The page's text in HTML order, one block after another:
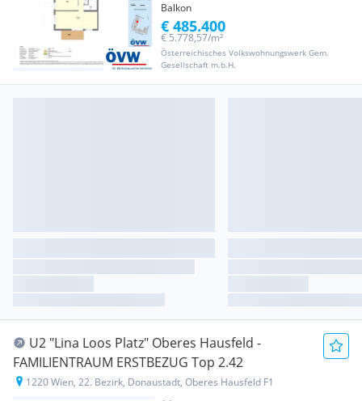
Balkon
Österreichisches Volkswohnungswerk Gem.
Gesellschaft m.b.H.
€ 5.778,57/m²
€ 485.400
U2 "Lina Loos Platz" Oberes Hausfeld -
FAMILIENTRAUM ERSTBEZUG Top 2.42
1220 Wien, 22. Bezirk, Donaustadt, Oberes Hausfeld F1